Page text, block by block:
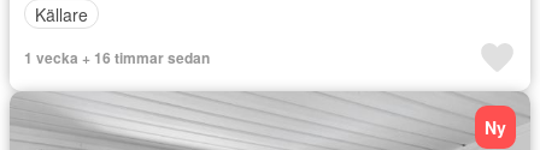
Källare
1 vecka + 16 timmar sedan
Ny